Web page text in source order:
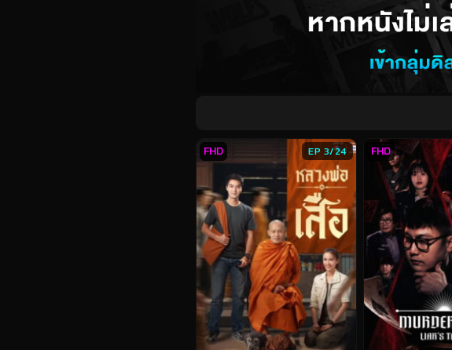
EP 3/24
FHD FHD